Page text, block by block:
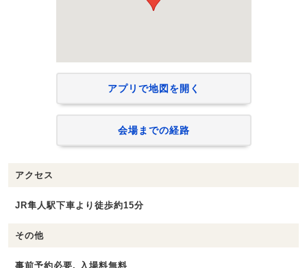
アプリで地図を開く
会場までの経路
アクセス
JR隼人駅下車より徒歩約15分
その他
事前予約必要, 入場料無料